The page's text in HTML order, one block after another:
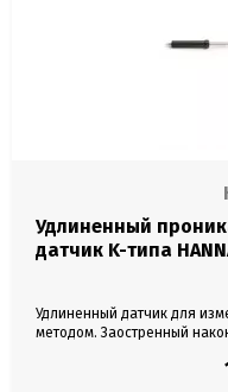
Удлиненный
датчик K-типа
Удлиненный датчик для
методом. Заостренный
Диапазон измерений от 0